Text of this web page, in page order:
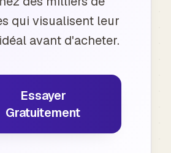
qui visualisent leur
avant d'acheter.
Essayer
Gratuitement